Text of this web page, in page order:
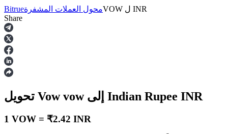
العقود الآجلة
Bitrueمحول العملات المشفرةVOW ل INR
Share
تحويل Vowvow إلى Indian Rupee INR
1 VOW = ₹2.42 INR